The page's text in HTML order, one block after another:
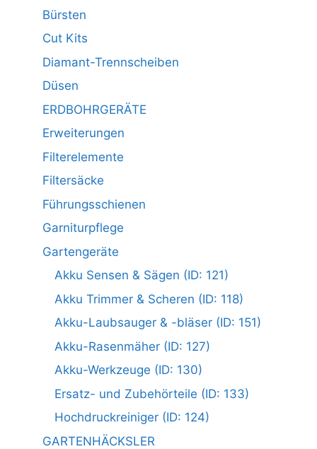
Bürsten
Cut Kits
Diamant-Trennscheiben
Düsen
ERDBOHRGERÄTE
Erweiterungen
Filterelemente
Filtersäcke
Führungsschienen
Garniturpflege
Gartengeräte
Akku Sensen & Sägen (ID: 121)
Akku Trimmer & Scheren (ID: 118)
Akku-Laubsauger & -bläser (ID: 151)
Akku-Rasenmäher (ID: 127)
Akku-Werkzeuge (ID: 130)
Ersatz- und Zubehörteile (ID: 133)
Hochdruckreiniger (ID: 124)
GARTENHÄCKSLER